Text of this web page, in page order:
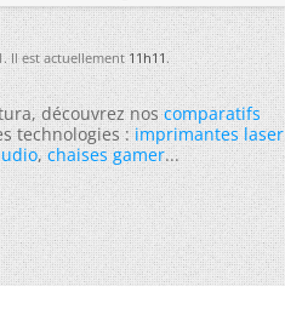
Il est actuellement11h11.
découvrez noscomparatifs
technologies :imprimantes laser
,chaises gamer...